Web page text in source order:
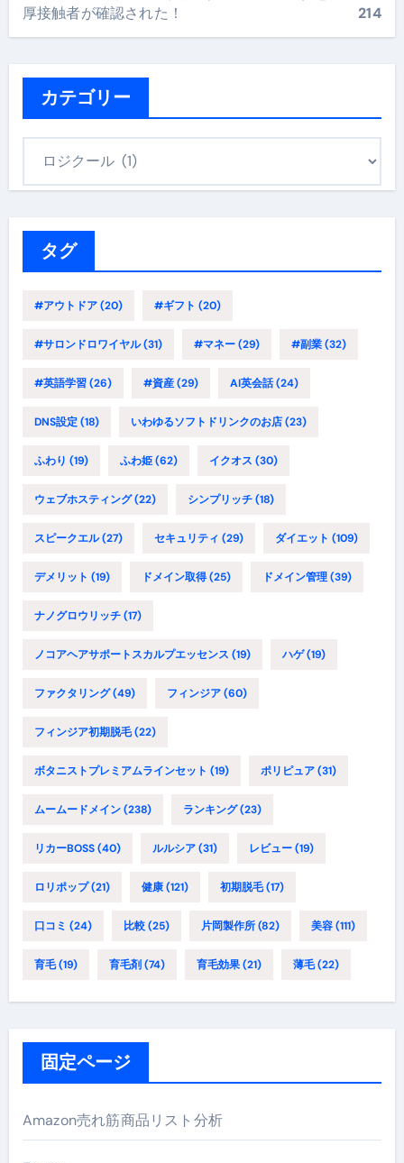
厚接触者が確認された！
214
カテゴリー
タグ
#アウトドア(20) #ギフト (20)
#サロンドロワイヤル(31) #マネー(29) #副業(32)
#英語学習(26) #資産(29) AI英会話(24)
DNS設定(18) いわゆるソフトドリンクのお店(23)
ふわり (19) ふわ姫(62) イクオス (30)
ウェブホスティング(22) シンプリッチ(18)
スピークエル(27) セキュリティ (29) ダイエット (109)
デメリット (19) ドメイン取得(25) ドメイン管理(39)
ナノグロウリッチ(17)
ノコアヘアサポートスカルプエッセンス (19) ハゲ(19)
ファクタリング(49) フィンジア(60)
フィンジア初期脱毛(22)
ボタニストプレミアムラインセット (19) ポリピュア(31)
ムームードメイン(238) ランキング(23)
リカーBOSS(40) ルルシア(31) レビュー(19)
ロリポップ(21) 健康(121) 初期脱毛(17)
口コミ (24) 比較(25) 片岡製作所(82) 美容(111)
育毛(19) 育毛剤 (74) 育毛効果(21) 薄毛(22)
固定ページ
Amazon売れ筋商品リスト分析